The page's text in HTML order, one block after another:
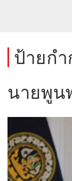
ป้ายกำ
นายพูน